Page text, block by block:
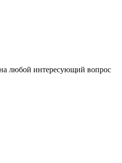
любой интересующий вопрос